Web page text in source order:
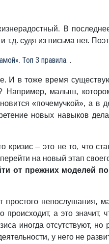
В
т.д. судя из письма нет.
Топ 3 правила. .
И в тоже время
Например, малыш,
«почемучкой», а
новых навыков
кризис – это не то, что
на новый этап
от прежних
простого
происходит, а это значит,
иногда отсутствуют,
у него не